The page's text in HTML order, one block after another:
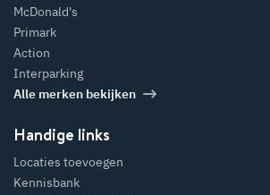
McDonald's
Primark
Action
Interparking
Alle merken bekijken
Handige links
Locaties toevoegen
Kennisbank